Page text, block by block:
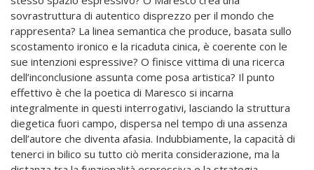
sovrastruttura di autentico disprezzo per il mondo che
rappresenta? La linea semantica che produce, basata sullo
scostamento ironico e la ricaduta cinica, è coerente con le
sue intenzioni espressive? O finisce vittima di una ricerca
dell’inconclusione assunta come posa artistica? Il punto
effettivo è che la poetica di Maresco si incarna
integralmente in questi interrogativi, lasciando la struttura
diegetica fuori campo, dispersa nel tempo di una assenza
dell’autore che diventa afasia. Indubbiamente, la capacità di
tenerci in bilico su tutto ciò merita considerazione, ma la